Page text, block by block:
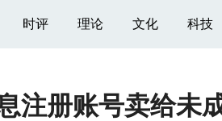
时评 理论 文化 科技
注册账号卖给未